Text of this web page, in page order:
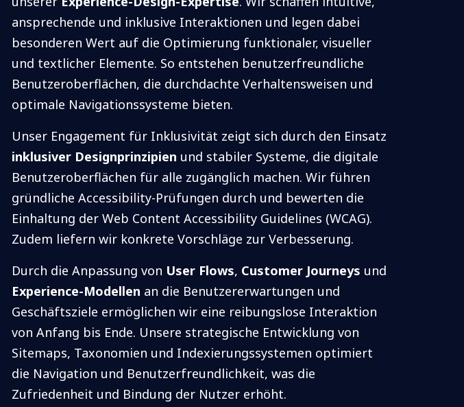
ansprechende und inklusive Interaktionen und legen dabei
besonderen Wert auf die Optimierung funktionaler, visueller
und textlicher Elemente. So entstehen benutzerfreundliche
Benutzeroberflächen, die durchdachte Verhaltensweisen und
optimale Navigationssysteme bieten.
Unser Engagement für Inklusivität zeigt sich durch den Einsatz
inklusiver Designprinzipien und stabiler Systeme, die digitale
Benutzeroberflächen für alle zugänglich machen. Wir führen
gründliche Accessibility-Prüfungen durch und bewerten die
Einhaltung der Web Content Accessibility Guidelines (WCAG).
Zudem liefern wir konkrete Vorschläge zur Verbesserung.
Durch die Anpassung von User Flows, Customer Journeys und
Experience-Modellen an die Benutzererwartungen und
Geschäftsziele ermöglichen wir eine reibungslose Interaktion
von Anfang bis Ende. Unsere strategische Entwicklung von
Sitemaps, Taxonomien und Indexierungssystemen optimiert
die Navigation und Benutzerfreundlichkeit, was die
Zufriedenheit und Bindung der Nutzer erhöht.